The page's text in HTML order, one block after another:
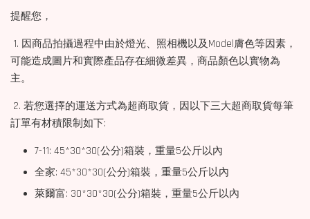
提醒您，
1. 因商品拍攝過程中由於燈光、照相機以及Model膚色等因素，
可能造成圖片和實際產品存在細微差異，商品顏色以實物為
主。
2. 若您選擇的運送方式為超商取貨，因以下三大超商取貨每筆
訂單有材積限制如下:
7-11: 45*30*30(公分)箱裝，重量5公斤以內
全家: 45*30*30(公分)箱裝，重量5公斤以內
萊爾富: 30*30*30(公分)箱裝，重量5公斤以內